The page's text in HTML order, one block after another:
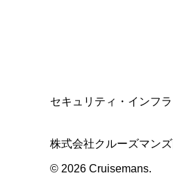
セキュリティ・インフラ
株式会社クルーズマンズ
© 2026 Cruisemans.